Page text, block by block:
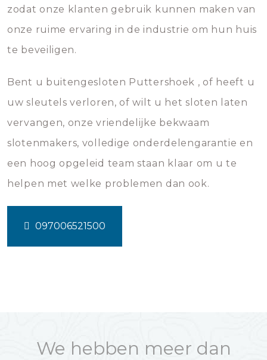
zodat onze klanten gebruik kunnen maken van
onze ruime ervaring in de industrie om hun huis
te beveiligen.
Bent u buitengesloten Puttershoek , of heeft u
uw sleutels verloren, of wilt u het sloten laten
vervangen, onze vriendelijke bekwaam
slotenmakers, volledige onderdelengarantie en
een hoog opgeleid team staan klaar om u te
helpen met welke problemen dan ook.
097006521500
We hebben meer dan